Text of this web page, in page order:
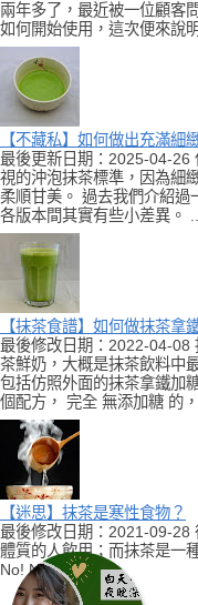
兩年多了，最近被一位顧客
如何開始使用，這次便來說
【不藏私】如何做出充滿細
最後更新日期：2025-04-26
視的沖泡抹茶標準，因為細
柔順甘美。 過去我們介紹過
各版本間其實有些小差異。 ...
【抹茶食譜】如何做抹茶拿
最後修改日期：2022-04-08
茶鮮奶，大概是抹茶飲料中
包括仿照外面的抹茶拿鐵加
個配方， 完全 無添加糖 的
【迷思】抹茶是寒性食物？
最後修改日期：2021-09-28
體質的人飲用；而抹茶是一
No! No! No!